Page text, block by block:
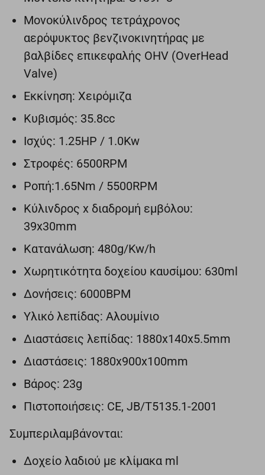
Μονοκύλινδρος τετράχρονος
αερόψυκτος βενζινοκινητήρας με
βαλβίδες επικεφαλής OHV (OverHead
Valve)
Εκκίνηση: Χειρόμιζα
Κυβισμός: 35.8cc
Ισχύς: 1.25HP / 1.0Kw
Στροφές: 6500RPM
Ροπή:1.65Nm / 5500RPM
Κύλινδρος x διαδρομή εμβόλου:
39x30mm
Κατανάλωση: 480g/Kw/h
Χωρητικότητα δοχείου καυσίμου: 630ml
Δονήσεις: 6000BPM
Υλικό λεπίδας: Αλουμίνιο
Διαστάσεις λεπίδας: 1880x140x5.5mm
Διαστάσεις: 1880x900x100mm
Βάρος: 23g
Πιστοποιήσεις: CE, JB/T5135.1-2001
Συμπεριλαμβάνονται:
Δοχείο λαδιού με κλίμακα ml